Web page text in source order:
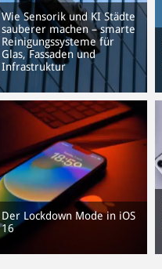
Wie Sensorik und KI Städte
sauberer machen – smarte
Reinigungssysteme für
Glas, Fassaden und
Infrastruktur
Der Lockdown Mode in iOS
16